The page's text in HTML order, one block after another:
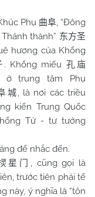
Phụ 曲阜, “Đông
thành” 东方圣
hương của Khổng
. Khổng miếu 孔庙
ở trung tâm Phụ
城, là nơi các triều
kiến Trung Quốc
Tử - tư tưởng
để nhắc đến.
星门 , cũng gọi là
trước tiên phải tế
này, ý nghĩa là “tôn